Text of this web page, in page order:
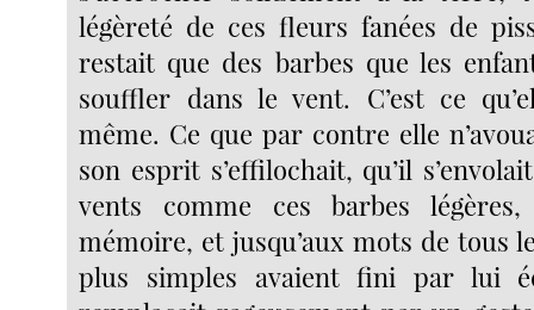
légèreté de ces fleurs fanées de
restait que des barbes que les
souffler dans le vent. C’est ce
même. Ce que par contre elle
son esprit s’effilochait, qu’il
vents comme ces barbes
mémoire, et jusqu’aux mots de tous
plus simples avaient fini par lui